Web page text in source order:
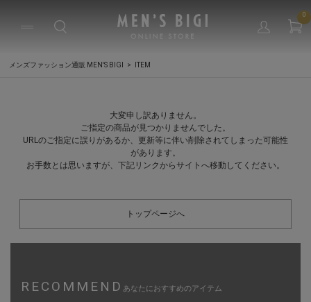
0
メンズファッション通販 MEN'S BIGI ITEM
大変申し訳ありません。
ご指定の商品が見つかりませんでした。
URLのご指定に誤りがあるか、更新等に伴い削除されてしまった可能性
があります。
お手数とは思いますが、下記リンクからサイトへ移動してください。
トップページへ
RECOMMEND あなたにおすすめのアイテム